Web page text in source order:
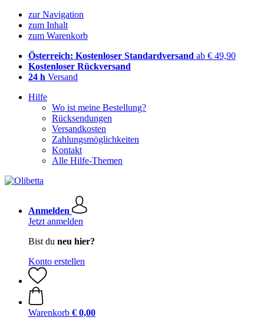
zur Navigation
zum Inhalt
zum Warenkorb
Österreich: Kostenloser Standardversand ab € 49,90
Kostenloser Rückversand
24 h Versand
Hilfe
Wo ist meine Bestellung?
Rücksendungen
Versandkosten
Zahlungsmöglichkeiten
Kontakt
Alle Hilfe-Themen
Anmelden
Jetzt anmelden
Bist du neu hier?
Konto erstellen
Warenkorb € 0,00